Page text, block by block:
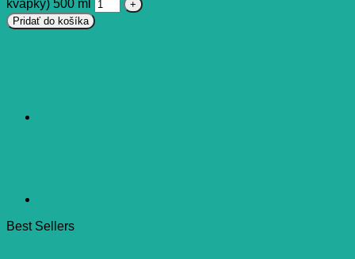
kvapky) 500 ml
Pridať do košíka
Best Sellers